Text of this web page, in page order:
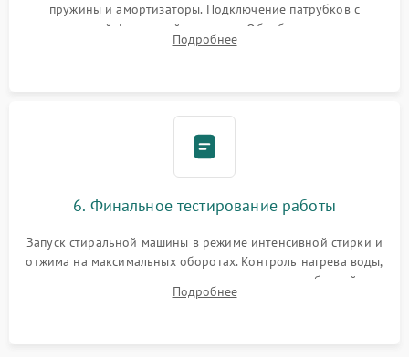
пружины и амортизаторы. Подключение патрубков с
надежной фиксацией хомутами. Обработка стыков
герметиком для предотвращения возможных протечек воды.
Подробнее
6. Финальное тестирование работы
Запуск стиральной машины в режиме интенсивной стирки и
отжима на максимальных оборотах. Контроль нагрева воды,
корректности слива, отсутствия излишних вибраций,
посторонних стуков и протечек под корпусом.
Подробнее